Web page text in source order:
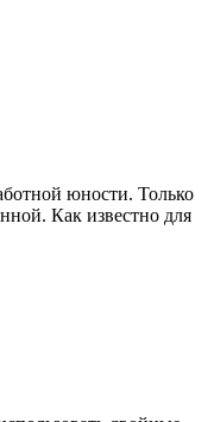
юности. Только
Как известно для